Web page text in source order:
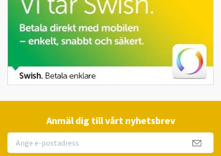
Anmäl dig till vårt nyhetsbrev